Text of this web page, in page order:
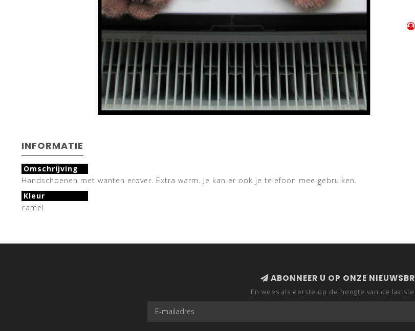
INFORMATIE
Omschrijving
Handschoenen met wanten erover. Extra warm. Je kan er ook je telefoon mee gebruiken.
Kleur
camel
ABONNEER U OP ONZE
En wees als eerste op de hoogte van de